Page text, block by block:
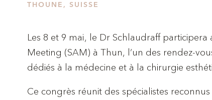
THOUNE, SUISSE
Les 8 et 9 mai, le Dr Schlaudraff participera
Meeting (SAM) à Thun, l’un des rendez-
dédiés à la médecine et à la chirurgie
Ce congrès réunit des spécialistes